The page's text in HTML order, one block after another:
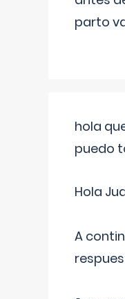
parto
hola
puedo
Hola
A